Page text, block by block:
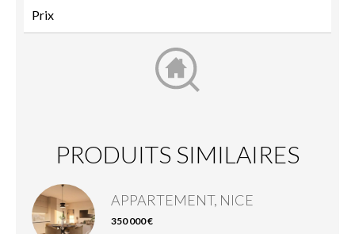
PRODUITS SIMILAIRES
APPARTEMENT, NICE
350 000 €